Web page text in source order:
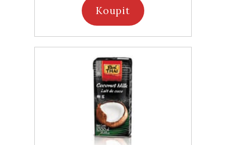
Koupit